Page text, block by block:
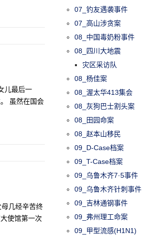
儿最后一
虽然在国会
几经辛苦终
使馆第一次
07_钓友遇袭事件
07_高山涉贪案
08_中国毒奶粉事件
08_四川大地震
灾区采访队
08_杨佳案
08_渥太华413集会
08_灰狗巴士割头案
08_田园命案
08_赵本山移民
09_D-Case档案
09_T-Case档案
09_乌鲁木齐7·5事件
09_乌鲁木齐针刺事件
09_吉林通钢事件
09_弗州理工命案
09_甲型流感(H1N1)